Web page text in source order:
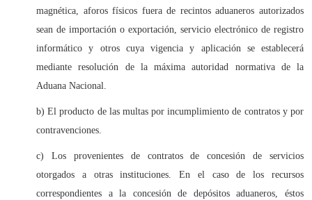
magnética, aforos físicos fuera de recintos aduaneros autorizados
sean de importación o exportación, servicio electrónico de registro
informático y otros cuya vigencia y aplicación se establecerá
mediante resolución de la máxima autoridad normativa de la
Aduana Nacional.
b) El producto de las multas por incumplimiento de contratos y por
contravenciones.
c) Los provenientes de contratos de concesión de servicios
otorgados a otras instituciones. En el caso de los recursos
correspondientes a la concesión de depósitos aduaneros, éstos